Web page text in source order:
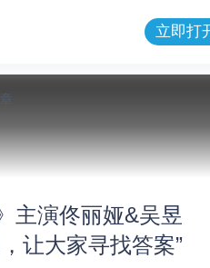
立即打
主演佟丽娅&吴昱
让大家寻找答案”